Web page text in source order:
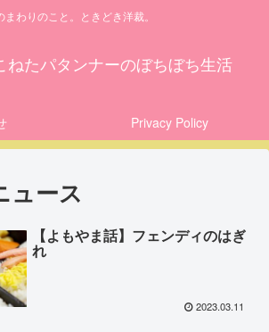
まわりのこと。ときどき洋裁。
ねたパタンナーのぼちぼち生活
Privacy Policy
ュース
【よもやま話】フェンディのはぎ
れ
2023.03.11